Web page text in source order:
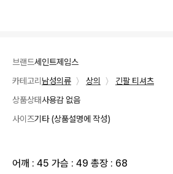
브랜드세인트제임스
카테고리 남성의류 〉 상의 〉
긴팔 티셔츠
상품상태사용감 없음
사이즈기타 (상품설명에 작성)
어깨 : 45 가슴 : 49 총장 : 68